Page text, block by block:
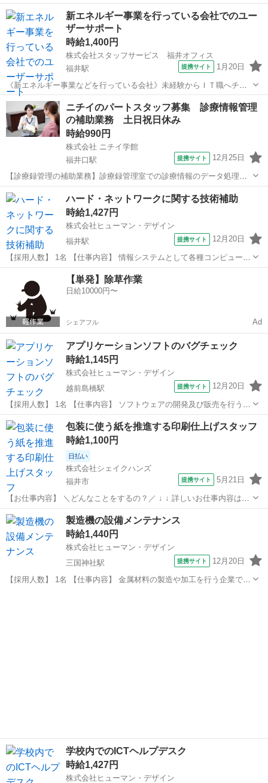
ちら ↓ ↓ 今回の主なお仕事は、 ホームページを作ってもらいます ホー
ムページに掲載する ・商品の写真に文字を入れる ・口コミを入力する
など、 ...
福井 坂井市 その他
新エネルギー事業を行っている会社でのユー
ザーサポート
時給1,400円
株式会社スタッフサービス 福井オフィス
福井駅
提携サイト 1月20日
《新エネルギー事業などを行っている会社》未経験からＩＴ職へチャ
レンジ♪フォロー体制も整っているので安心です♪ 【お願いしたい
お仕事内容】▼社内システムやネットワークの管理▼ＰＣ・スマホや
ＩＴ機器のセットアップおよび管理...
福井 福井市 福井駅 その他
ニチイのパートスタッフ募集 診療情報管理
の補助業務 土日祝日休み
時給990円
株式会社 ニチイ学館
福井口駅
提携サイト 12月25日
【診療録管理の補助業務】診療録管理室での診療情報のデータ処理の
補助 診療情報の入力、データ抽出及び帳票作成等 医療事務資格が無
資格でも未経験でも勤務可 パソコン関連の資格必要（MOS サーテ
ィファイ等） 医療事務経験あ...
福井 福井口駅 その他
ハード・ネットワークに関する技術補助
時給1,427円
株式会社ヒューマン・デザイン
福井駅
提携サイト 12月20日
【採用人数】 1名 【仕事内容】 情報システムとして各種コンピュータ
システムやネットワーク、ソフトウェアの開発・運用・サポート等を
行う大手商社でのお仕事です！ ▽主に担当していただく業務はコチラ
▽ ・福井県内の企業向けに...
福井駅 その他
【単発】除草作業
日給10000円〜
シェアフル Ad
アプリケーションソフトのバグチェック
時給1,145円
株式会社ヒューマン・デザイン
越前島橋駅
提携サイト 12月20日
【採用人数】 1名 【仕事内容】 ソフトウェアの開発及び販売を行う企
業でのお仕事です。 ▽主に担当していただくお仕事はコチラ▽ ・土木
関連のソフトにバグがないかのチェック ・報告書作成など ・テスト作
業 ＊土日祝完全休...
福井 越前島橋駅 その他
包装に使う紙を推進する印刷仕上げスタッフ
時給1,100円
日払い
株式会社シェイクハンズ
福井市
提携サイト 5月21日
【お仕事内容】 ＼どんなことをするの？／ ↓ ↓ 詳しいお仕事内容はこ
ちら ↓ ↓ ・プラスチック包装用紙の印刷・加工です。 ・扱う製品はど
こでも目にする有名なものです。 ・完成した大判の梱包用紙をカット
します。 ・キカイ...
福井 福井市 その他
製造機の設備メンテナンス
時給1,440円
株式会社ヒューマン・デザイン
三国神社駅
提携サイト 12月20日
【採用人数】 1名 【仕事内容】 金属材料の製造や加工を行う企業での
学校内でのICTヘルプデスク
時給1,427円
株式会社ヒューマン・デザイン